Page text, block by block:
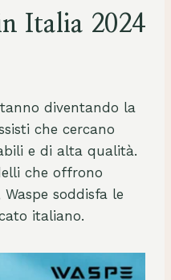
Italia 2024
diventando la
che cercano
e di alta qualità.
che offrono
soddisfa le
italiano.